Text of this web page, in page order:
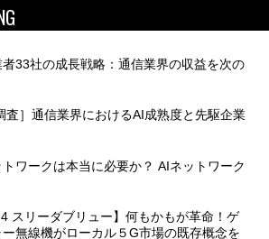
33社の成長戦略：通信業界の収益を次の
査］通信業界におけるAI成熟度と先駆企業
ワークは本当に必要か？ AIネットワーク
4 スリーダブリュー】何もかもが革命！ゲ
無線機がローカル５G市場の既存概念を